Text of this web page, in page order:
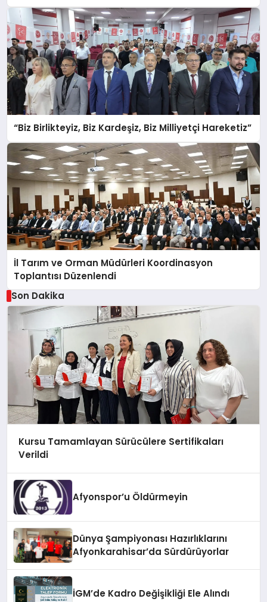
“Biz Birlikteyiz, Biz Kardeşiz, Biz Milliyetçi Hareketiz”
İl Tarım ve Orman Müdürleri Koordinasyon
Toplantısı Düzenlendi
Son Dakika
Kursu Tamamlayan Sürücülere Sertifikaları
Verildi
Afyonspor’u Öldürmeyin
Dünya Şampiyonası Hazırlıklarını
Afyonkarahisar’da Sürdürüyorlar
İGM’de Kadro Değişikliği Ele Alındı